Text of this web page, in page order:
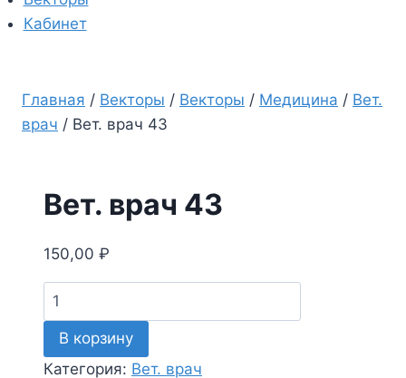
Кабинет
Главная / Векторы / Векторы / Медицина / Вет.
врач / Вет. врач 43
Вет. врач 43
150,00 ₽
Количество
товара
Вет.
врач
В корзину
Категория: Вет. врач